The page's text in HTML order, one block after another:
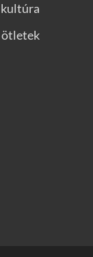
kultúra
ötletek